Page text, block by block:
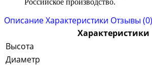
ОписаниеХарактеристики Отзывы (0)
Характеристики
Высота
Диаметр